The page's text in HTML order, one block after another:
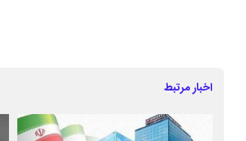
اخبار مرتبط